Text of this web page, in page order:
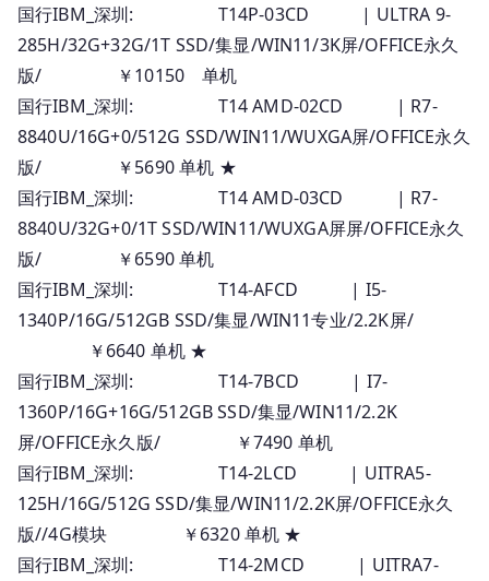
国行IBM_深圳: T14P-03CD | ULTRA 9-
285H/32G+32G/1T SSD/集显/WIN11/3K屏/OFFICE永久
版/ ￥10150 单机
国行IBM_深圳: T14 AMD-02CD | R7-
8840U/16G+0/512G SSD/WIN11/WUXGA屏/OFFICE永久
版/ ￥5690 单机 ★
国行IBM_深圳: T14 AMD-03CD | R7-
8840U/32G+0/1T SSD/WIN11/WUXGA屏屏/OFFICE永久
版/ ￥6590 单机
国行IBM_深圳: T14-AFCD | I5-
1340P/16G/512GB SSD/集显/WIN11专业/2.2K屏/
￥6640 单机 ★
国行IBM_深圳: T14-7BCD | I7-
1360P/16G+16G/512GB SSD/集显/WIN11/2.2K
屏/OFFICE永久版/ ￥7490 单机
国行IBM_深圳: T14-2LCD | UITRA5-
125H/16G/512G SSD/集显/WIN11/2.2K屏/OFFICE永久
版//4G模块 ￥6320 单机 ★
国行IBM_深圳: T14-2MCD | UITRA7-